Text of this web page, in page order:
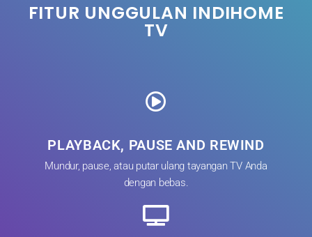
FITUR UNGGULAN INDIHOME
TV
PLAYBACK, PAUSE AND REWIND
Mundur, pause, atau putar ulang tayangan TV Anda
dengan bebas.